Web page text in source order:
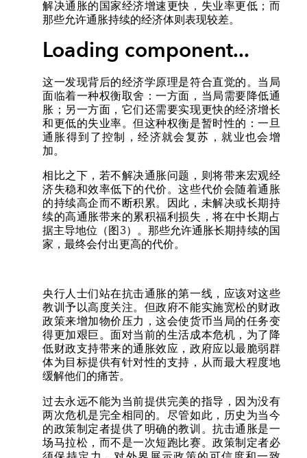
解决通胀的国家经济增速更快，失业率更低；而
那些允许通胀持续的经济体则表现较差。
Loading component...
这一发现背后的经济学原理是符合直觉的。当局
面临着一种权衡取舍：一方面，当局需要降低通
胀；另一方面，它们还需要实现更快的经济增长
和更低的失业率。但这种权衡是暂时性的：一旦
通胀得到了控制，经济就会复苏，就业也会增
加。
相比之下，若不解决通胀问题，则将带来宏观经
济失稳和效率低下的代价。这些代价会随着通胀
的持续高企而不断积累。因此，未解决或长期持
续的高通胀带来的累积福利损失，将在中长期占
据主导地位（图3）。那些允许通胀长期持续的国
家，最终会付出更高的代价。
央行人士们站在抗击通胀的第一线，应该对这些
教训予以高度关注。但政府不能实施宽松的财政
政策来增加物价压力，这会使货币当局的任务变
得更加艰巨。面对当前的生活成本危机，为了降
低财政支持带来的通胀效应，政府应以最脆弱群
体为目标提供有针对性的支持，从而最大程度地
缓解他们的痛苦。
过去永远不能为当前提供完美的指导，因为没有
两次危机是完全相同的。尽管如此，历史为当今
的政策制定者提供了明确的教训。抗击通胀是一
场马拉松，而不是一次短跑比赛。政策制定者必